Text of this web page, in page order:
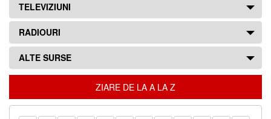
TELEVIZIUNI
RADIOURI
ALTE SURSE
ZIARE DE LA A LA Z